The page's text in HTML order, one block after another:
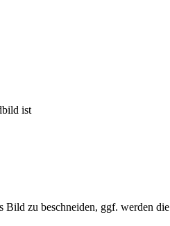
ist
Bild zu beschneiden, ggf. werden die